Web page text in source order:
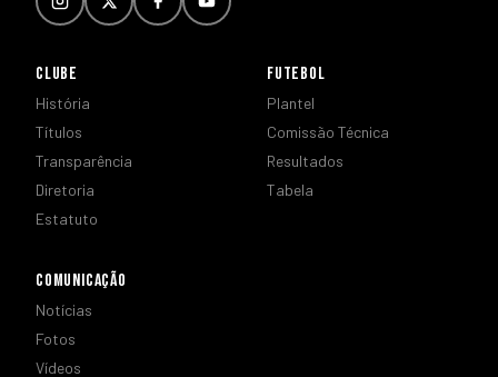
CLUBE
História
Títulos
Transparência
Diretoria
Estatuto
FUTEBOL
Plantel
Comissão Técnica
Resultados
Tabela
COMUNICAÇÃO
Notícias
Fotos
Vídeos